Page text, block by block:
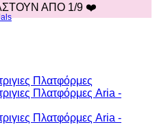
ΑΠΟ 1/9 ❤️